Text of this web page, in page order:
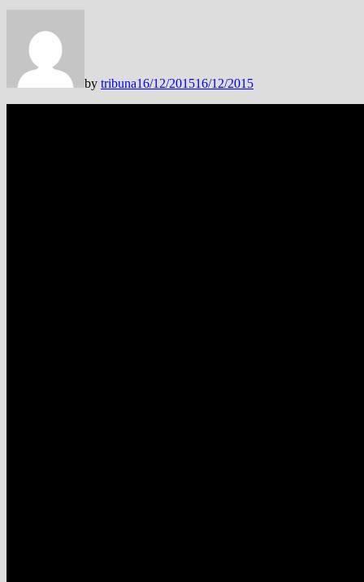
by tribuna16/12/201516/12/2015